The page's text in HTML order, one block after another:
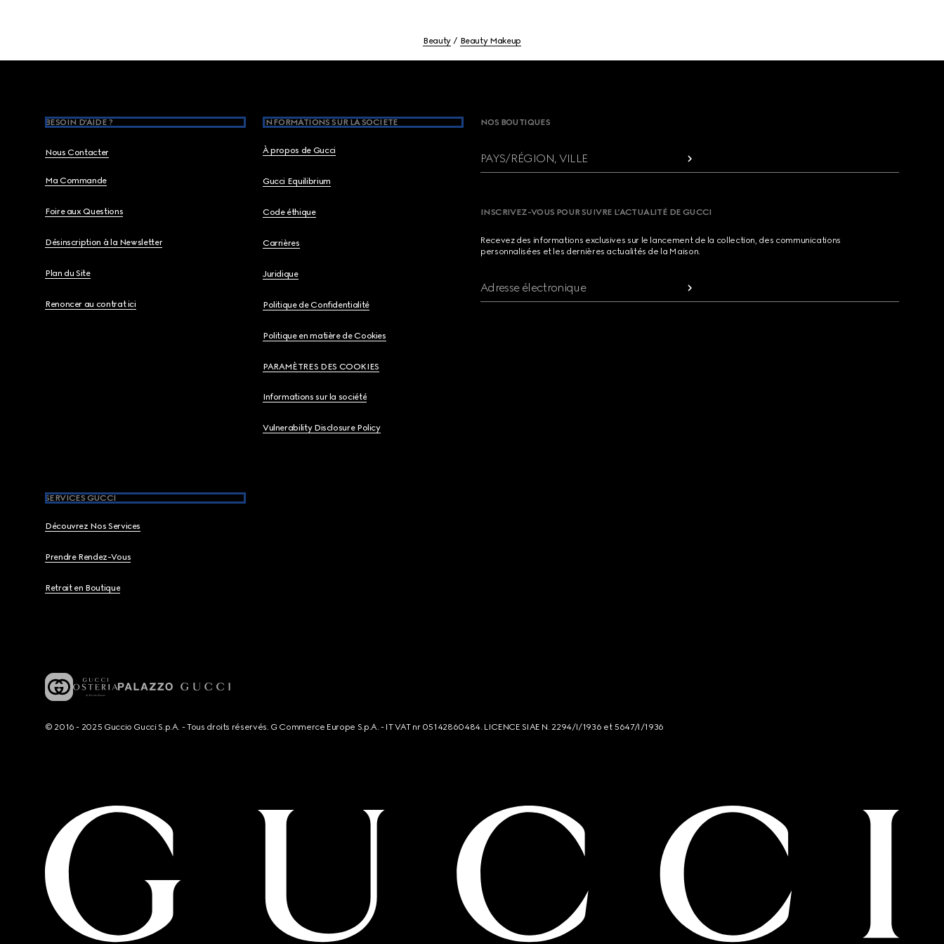
Beauty Beauty Makeup
BESOIN D'AIDE ?
Nous Contacter
Ma Commande
Foire aux Questions
Désinscription à la Newsletter
Plan du Site
Renoncer au contrat ici
INFORMATIONS SUR LA SOCIETE
À propos de Gucci
Gucci Equilibrium
Code éthique
Carrières
Juridique
Politique de Confidentialité
Politique en matière de Cookies
PARAMÈTRES DES COOKIES
Informations sur la société
Vulnerability Disclosure Policy
SERVICES GUCCI
Découvrez Nos Services
Prendre Rendez-Vous
Retrait en Boutique
NOS BOUTIQUES
PAYS/RÉGION, VILLE
INSCRIVEZ-VOUS POUR SUIVRE L’ACTUALITÉ DE GUCCI
Recevez des informations exclusives sur le lancement de la collection, des communications
personnalisées et les dernières actualités de la Maison.
Adresse électronique
© 2016 - 2025 Guccio Gucci S.p.A. - Tous droits réservés. G Commerce Europe S.p.A. - IT VAT nr 05142860484. LICENCE SIAE N. 2294/I/1936 et 5647/I/1936